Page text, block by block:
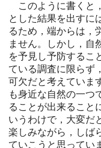
このように書くと
とした結果を出すに
るため，端からは，
ません。しかし，自
を予見し予防するこ
ている調査に限らず
可欠だと考えていま
も身近な自然の一つ
ることが出来ること
いうわけで，大変だ
楽しみながら，しば
ていこうと思ってい